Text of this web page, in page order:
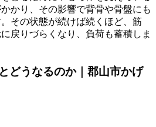
かり、その影響で背骨や骨盤にも
その状態が続けば続くほど、筋
戻りづらくなり、負荷も蓄積しま
どうなるのか｜郡山市かげ